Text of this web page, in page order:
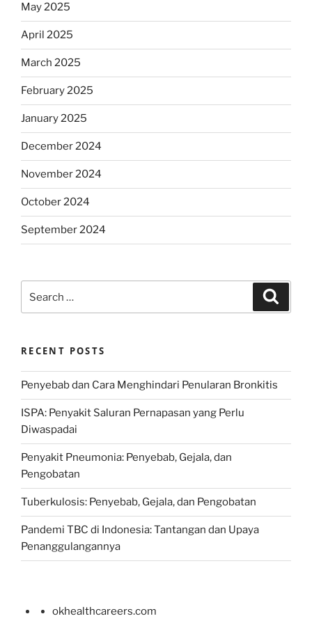
May 2025
April 2025
March 2025
February 2025
January 2025
December 2024
November 2024
October 2024
September 2024
for:
RECENT POSTS
Penyebab dan Cara Menghindari Penularan Bronkitis
ISPA: Penyakit Saluran Pernapasan yang Perlu
Diwaspadai
Penyakit Pneumonia: Penyebab, Gejala, dan
Pengobatan
Tuberkulosis: Penyebab, Gejala, dan Pengobatan
Pandemi TBC di Indonesia: Tantangan dan Upaya
Penanggulangannya
okhealthcareers.com